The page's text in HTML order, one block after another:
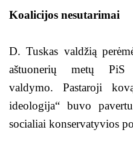
Koalicijos nesutarimai
D. Tuskas valdžią
aštuonerių metų PiS
valdymo. Pastaroji
ideologija“ buvo
socialiai konservatyvios